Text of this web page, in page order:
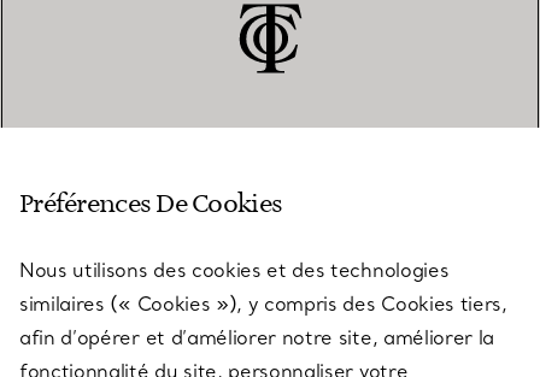
SERVICES
Préférences De Cookies
Nous utilisons des cookies et des technologies
similaires (« Cookies »), y compris des Cookies tiers,
afin d’opérer et d’améliorer notre site, améliorer la
fonctionnalité du site, personnaliser votre